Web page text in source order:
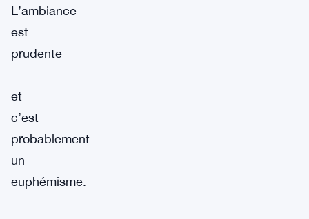
L’ambiance
est
prudente
—
et
c’est
probablement
un
euphémisme.